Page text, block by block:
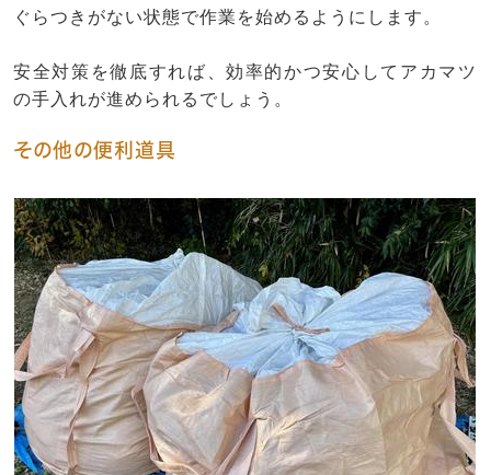
ぐらつきがない状態で作業を始めるようにします。
安全対策を徹底すれば、効率的かつ安心してアカマツ
の手入れが進められるでしょう。
その他の便利道具